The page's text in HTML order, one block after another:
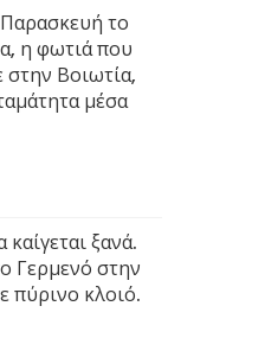
το
η φωτιά που
στην Βοιωτία,
μέσα
ξανά.
Γερμενό στην
πύρινο κλοιό.